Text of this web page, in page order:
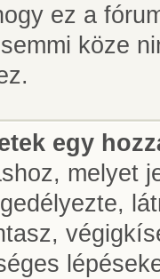
ez a
köze
egy
melyet